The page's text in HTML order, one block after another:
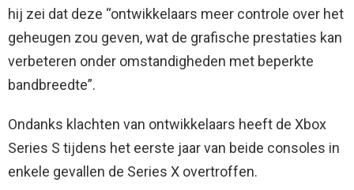
hij zei dat deze “ontwikkelaars meer controle over het
geheugen zou geven, wat de grafische prestaties kan
verbeteren onder omstandigheden met beperkte
bandbreedte”.
Ondanks klachten van ontwikkelaars heeft de Xbox
Series S tijdens het eerste jaar van beide consoles in
enkele gevallen de Series X overtroffen.